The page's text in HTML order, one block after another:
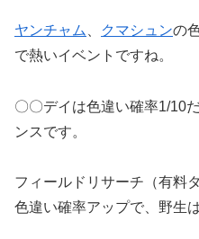
ヤンチャム クマシュンの
で熱いイベントですね。
〇〇デイは色違い確率1/10
ンスです。
フィールドリサーチ（有料
色違い確率アップで、野生